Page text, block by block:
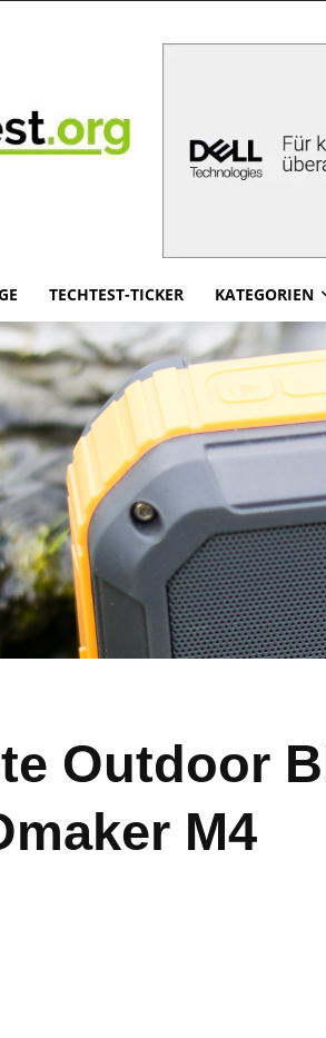
TECHTEST-TICKER KATEGORIEN
Outdoor
M4